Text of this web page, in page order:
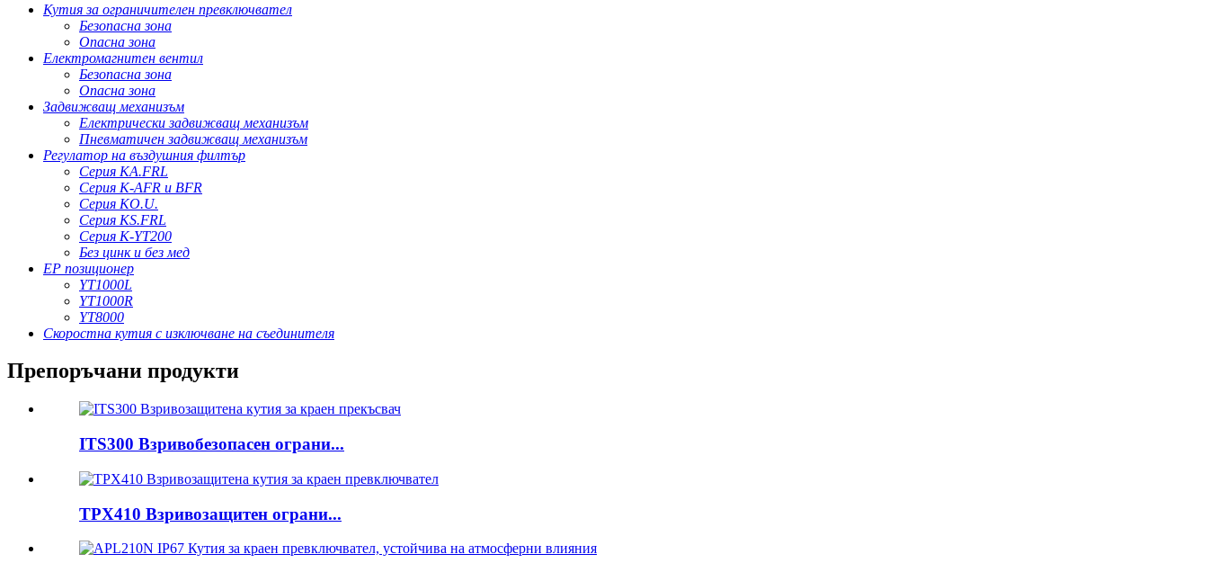
Кутия за ограничителен превключвател
Безопасна зона
Опасна зона
Електромагнитен вентил
Безопасна зона
Опасна зона
Задвижващ механизъм
Електрически задвижващ механизъм
Пневматичен задвижващ механизъм
Регулатор на въздушния филтър
Серия KA.FRL
Серия K-AFR и BFR
Серия KO.U.
Серия KS.FRL
Серия K-YT200
Без цинк и без мед
EP позиционер
YT1000L
YT1000R
YT8000
Скоростна кутия с изключване на съединителя
Препоръчани продукти
ITS300 Взривобезопасен ограни...
TPX410 Взривозащитен ограни...